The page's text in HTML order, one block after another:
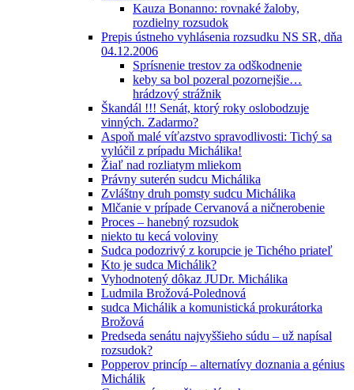
Kauza Bonanno: rovnaké žaloby,
rozdielny rozsudok
Prepis ústneho vyhlásenia rozsudku NS SR, dňa
04.12.2006
Sprísnenie trestov za odškodnenie
keby sa bol pozeral pozornejšie…
hrádzový strážnik
Škandál !!! Senát, ktorý roky oslobodzuje
vinných. Zadarmo?
Aspoň malé víťazstvo spravodlivosti: Tichý sa
vylúčil z prípadu Michálika!
Žiaľ nad rozliatym mliekom
Právny suterén sudcu Michálika
Zvláštny druh pomsty sudcu Michálika
Mlčanie v prípade Cervanová a ničnerobenie
Proces – hanebný rozsudok
niekto tu kecá voloviny
Sudca podozrivý z korupcie je Tichého priateľ
Kto je sudca Michálik?
Vyhodnotený dôkaz JUDr. Michálika
Ludmila Brožová-Polednová
sudca Michálik a komunistická prokurátorka
Brožová
Predseda senátu najvyššieho súdu – už napísal
rozsudok?
Popperov princíp – alternatívy doznania a génius
Michálik